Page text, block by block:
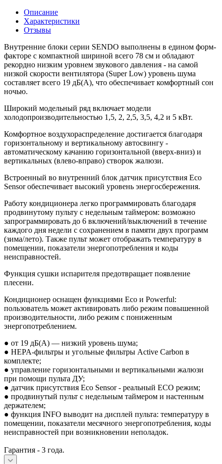
Описание
Характеристики
Отзывы
Внутренние блоки серии SENDO выполнены в едином форм-
факторе с компактной шириной всего 78 см и обладают
рекордно низким уровнем звукового давления - на самой
низкой скорости вентилятора (Super Low) уровень шума
составляет всего 19 дБ(А), что обеспечивает комфортный сон
ночью.
Широкий модельный ряд включает модели
холодопроизводительностью 1,5, 2, 2,5, 3,5, 4,2 и 5 кВт.
Комфортное воздухораспределение достигается благодаря
горизонтальному и вертикальному автосвингу -
автоматическому качанию горизонтальной (вверх-вниз) и
вертикальных (влево-вправо) створок жалюзи.
Встроенный во внутренний блок датчик присутствия Eco
Sensor обеспечивает высокий уровень энергосбережения.
Работу кондиционера легко программировать благодаря
продвинутому пульту с недельным таймером: возможно
запрограммировать до 6 включений/выключений в течение
каждого дня недели с сохранением в памяти двух программ
(зима/лето). Также пульт может отображать температуру в
помещении, показатели энергопотребления и коды
неисправностей.
Функция сушки испарителя предотвращает появление
плесени.
Кондиционер оснащен функциями Eco и Powerful:
пользователь может активировать либо режим повышенной
производительности, либо режим с пониженным
энергопотреблением.
● от 19 дБ(А) — низкий уровень шума;
● HEPA-фильтры и угольные фильтры Active Carbon в
комплекте;
● управление горизонтальными и вертикальными жалюзи
при помощи пульта ДУ;
● датчик присутствия Eco Sensor - реальный ECO режим;
● продвинутый пульт с недельным таймером и настенным
держателем;
● функция INFO выводит на дисплей пульта: температуру в
помещении, показатели месячного энергопотребления, коды
неисправностей при возникновении неполадок.
Гарантия - 3 года.